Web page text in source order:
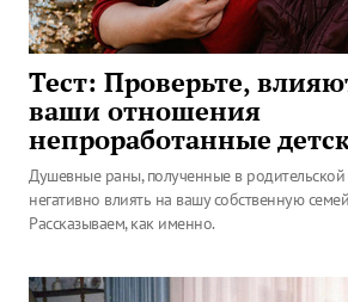
Тест: Проверьте,
ваши отношения
непроработанные
Душевные раны, полученные в родительской
негативно влиять на вашу собственную
Рассказываем, как именно.